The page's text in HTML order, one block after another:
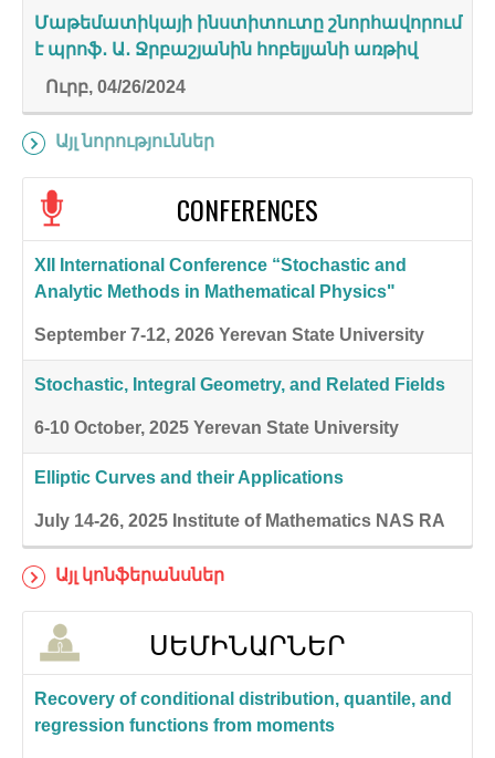
Մաթեմատիկայի ինստիտուտը շնորհավորում
է պրոֆ․ Ա․ Ջրբաշյանին հոբելյանի առթիվ
Ուրբ, 04/26/2024
Այլ նորություններ
CONFERENCES
XII International Conference “Stochastic and
Analytic Methods in Mathematical Physics"
September 7-12, 2026 Yerevan State University
Stochastic, Integral Geometry, and Related Fields
6-10 October, 2025 Yerevan State University
Elliptic Curves and their Applications
July 14-26, 2025 Institute of Mathematics NAS RA
Այլ կոնֆերանսներ
ՍԵՄԻՆԱՐՆԵՐ
Recovery of conditional distribution, quantile, and
regression functions from moments